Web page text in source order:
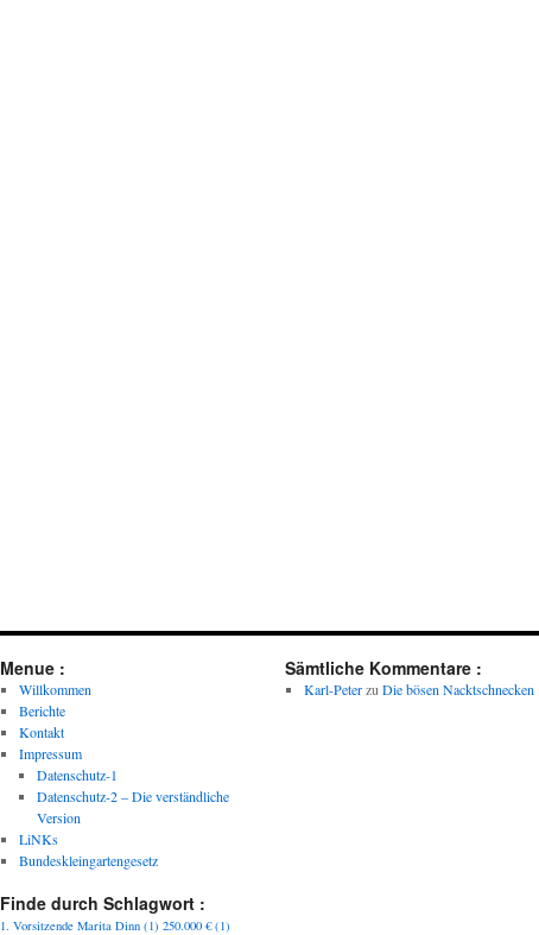
Menue :
Willkommen
Berichte
Kontakt
Impressum
Datenschutz-1
Datenschutz-2 – Die verständliche
Version
LiNKs
Bundeskleingartengesetz
Finde durch Schlagwort :
1. Vorsitzende Marita Dinn (1) 250.000 €(1)
Sämtliche Kommentare :
Karl-Peterzu Die bösen Nacktschnecken